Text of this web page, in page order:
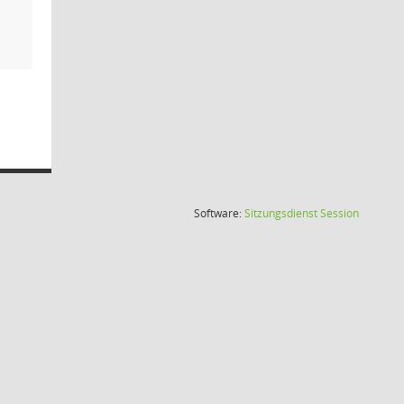
Software:SitzungsdienstSession(Wird in